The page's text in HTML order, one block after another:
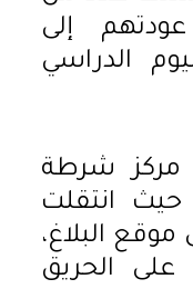
إلى
الدراسي
مركز شرطة
حيث انتقلت
موقع البلاغ،
الحريق